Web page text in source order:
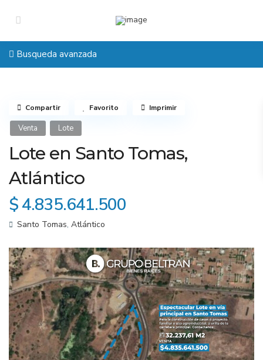
Busqueda avanzada
Venta Lote
Lote en Santo Tomas,
Atlántico
$ 4.835.641.500
Santo Tomas, Atlántico
Compartir Favorito Imprimir